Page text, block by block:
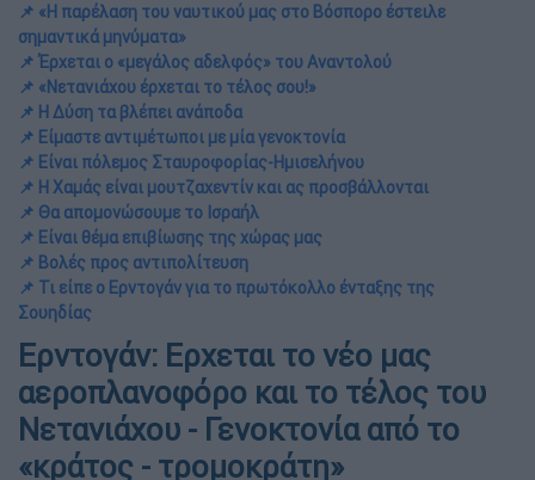
📌 «Η παρέλαση του ναυτικού μας στο Βόσπορο έστειλε
σημαντικά μηνύματα»
📌 Έρχεται ο «μεγάλος αδελφός» του Αναντολού
📌 «Νετανιάχου έρχεται το τέλος σου!»
📌 Η Δύση τα βλέπει ανάποδα
📌 Είμαστε αντιμέτωποι με μία γενοκτονία
📌 Είναι πόλεμος Σταυροφορίας-Ημισελήνου
📌 Η Χαμάς είναι μουτζαχεντίν και ας προσβάλλονται
📌 Θα απομονώσουμε το Ισραήλ
📌 Είναι θέμα επιβίωσης της χώρας μας
📌 Βολές προς αντιπολίτευση
📌 Τι είπε ο Ερντογάν για το πρωτόκολλο ένταξης της
Σουηδίας
Ερντογάν: Ερχεται το νέο μας
αεροπλανοφόρο και το τέλος του
Νετανιάχου - Γενοκτονία από το
«κράτος - τρομοκράτη»